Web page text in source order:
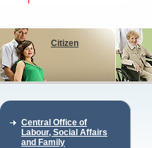
Citizen
Central Office of
Labour, Social Affairs
and Family